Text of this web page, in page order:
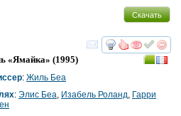
Скачать
смотреть
«Ямайка» (1995)
: Жиль Беа
: Элис Беа, Изабель Роланд, Гарри